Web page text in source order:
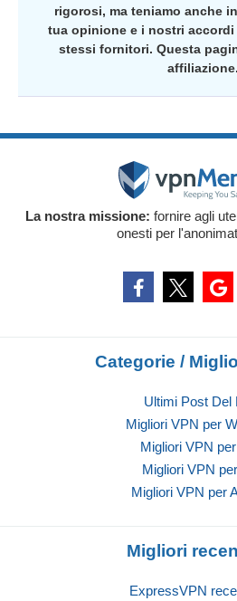
rigorosi, ma teniamo anche
tua opinione e i nostri
stessi fornitori. Questa
affiliazione.
La nostra missione: fornire agli
onesti per
Categorie /
Ultimi Post Del
Migliori VPN per
Migliori VPN
Migliori VPN
Migliori VPN per
Migliori
ExpressVPN